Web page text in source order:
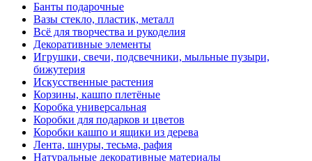
Банты подарочные
Вазы стекло, пластик, металл
Всё для творчества и рукоделия
Декоративные элементы
Игрушки, свечи, подсвечники, мыльные пузыри,
бижутерия
Искусственные растения
Корзины, кашпо плетёные
Коробка универсальная
Коробки для подарков и цветов
Коробки кашпо и ящики из дерева
Лента, шнуры, тесьма, рафия
Натуральные декоративные материалы